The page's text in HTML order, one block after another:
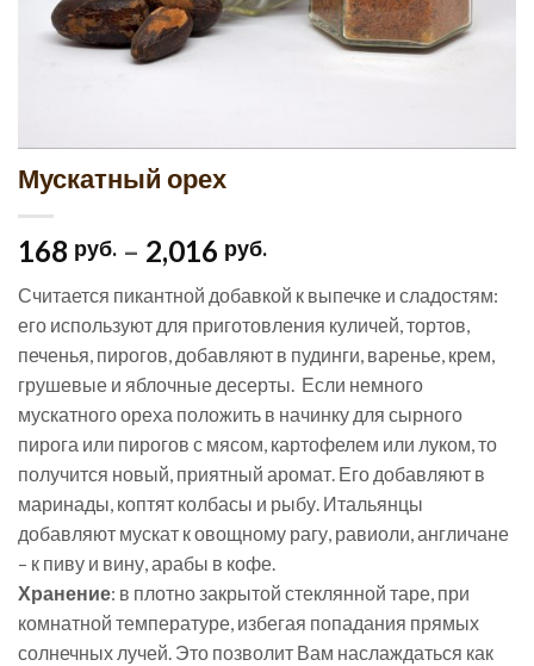
Мускатный орех
168 руб. – 2,016 руб.
Считается пикантной добавкой к выпечке и сладостям:
его используют для приготовления куличей, тортов,
печенья, пирогов, добавляют в пудинги, варенье, крем,
грушевые и яблочные десерты. Если немного
мускатного ореха положить в начинку для сырного
пирога или пирогов с мясом, картофелем или луком, то
получится новый, приятный аромат. Его добавляют в
маринады, коптят колбасы и рыбу. Итальянцы
добавляют мускат к овощному рагу, равиоли, англичане
– к пиву и вину, арабы в кофе.
Хранение: в плотно закрытой стеклянной таре, при
комнатной температуре, избегая попадания прямых
солнечных лучей. Это позволит Вам наслаждаться как